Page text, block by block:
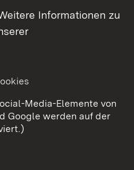
Cookies
Informationen zu
Media-Elemente von
Google werden auf der